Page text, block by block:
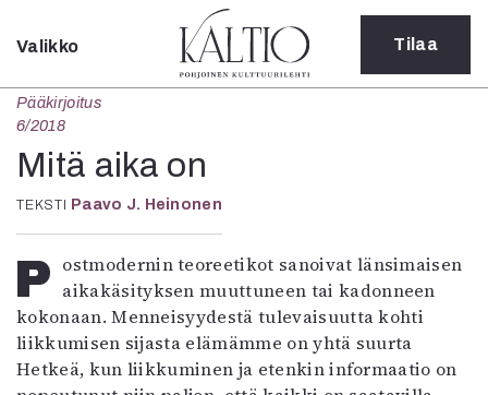
Sulje
Verkkoartikkeli
Tanssi
Tanssi
Sarjakuva
Sámegillii
Pääkirjoitus
Paperilehdestä
Oulu2026
Valikko Tilaa
Pääkirjoitus
6/2018
Mitä aika on
TEKSTI Paavo J. Heinonen
Postmodernin teoreetikot sanoivat länsimaisen aikakäsityksen muuttuneen tai kadonneen
kokonaan. Menneisyydestä tulevaisuutta kohti
liikkumisen sijasta elämämme on yhtä suurta
Hetkeä, kun liikkuminen ja etenkin informaatio on